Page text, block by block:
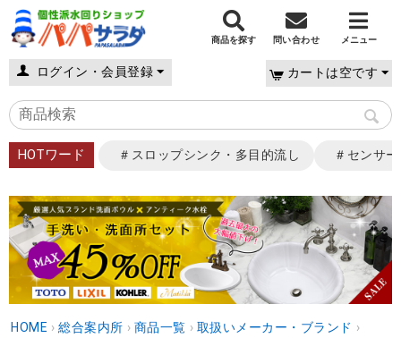
商品を探す 問い合わせ メニュー
ログイン・会員登録 カートは空です
HOTワード ＃スロップシンク・多目的流し ＃センサ
HOME › 総合案内所 › 商品一覧 › 取扱いメーカー・ブランド ›